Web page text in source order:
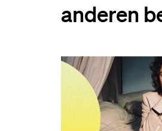
anderen